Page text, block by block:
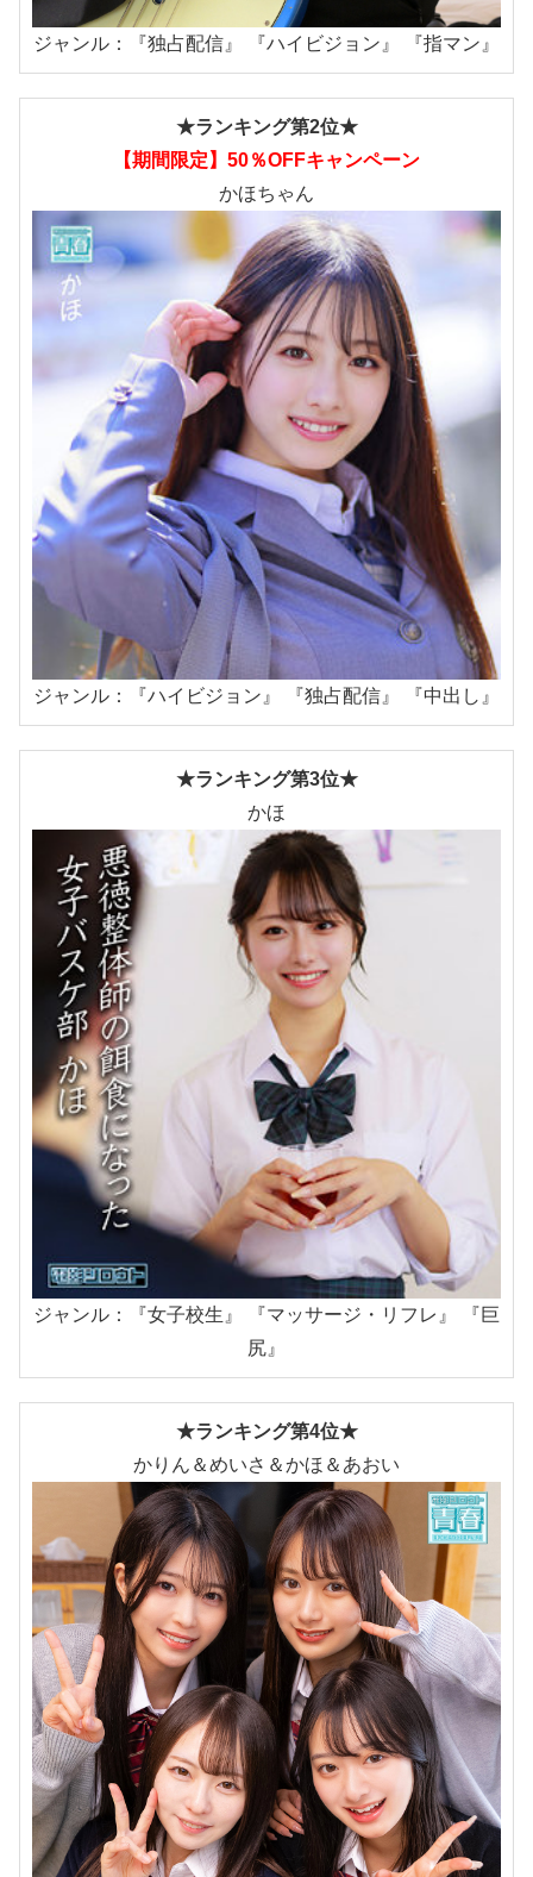
ジャンル：『独占配信』 『ハイビジョン』 『指マン』
★ランキング第2位★
【期間限定】50％OFFキャンペーン
かほちゃん
ジャンル：『ハイビジョン』 『独占配信』 『中出し』
★ランキング第3位★
かほ
ジャンル：『女子校生』 『マッサージ・リフレ』 『巨
尻』
★ランキング第4位★
かりん＆めいさ＆かほ＆あおい